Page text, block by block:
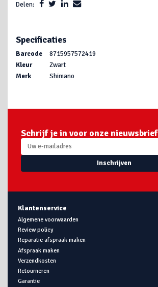
Delen:
Specificaties
Barcode
8715957572419
Kleur
Zwart
Merk
Shimano
Schrijf je in voor onze nieuwsbrief
Inschrijven
Klantenservice
Algemene voorwaarden
Review policy
Reparatie afspraak maken
Afspraak maken
Verzendkosten
Retourneren
Garantie